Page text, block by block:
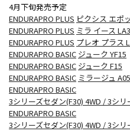
4月下旬発売予定
ENDURAPRO PLUS ピクシス エポ
ENDURAPRO PLUS ミラ イース
ENDURAPRO PLUS プレオ プラス
ENDURAPRO BASIC ジューク YF15
ENDURAPRO BASIC ジューク F15
ENDURAPRO BASIC ミラージュ
ENDURAPRO BASIC
3シリーズセダン(F30) 4WD / 3シ
ENDURAPRO BASIC
3シリーズセダン(F30) 4WD / 3シ